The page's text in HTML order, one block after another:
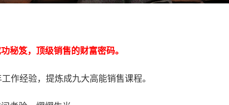
秘笈，顶级销售的财富密码。
作经验，提炼成九大高能销售课程。